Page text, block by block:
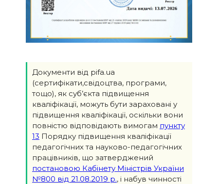
Документи від pifa.ua
(сертифікати,свідоцтва, програми,
тощо), як суб’єкта підвищення
кваліфікації, можуть бути зараховані у
підвищення кваліфікації, оскільки вони
повністю відповідають вимогам пункту
13 Порядку підвищення кваліфікації
педагогічних та науково-педагогічних
працівників, що затверджений
постановою Кабінету Міністрів України
№800 від 21.08.2019 р., і набув чинності